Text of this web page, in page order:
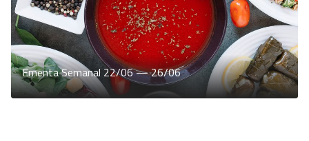
Ementa Semanal 22/06 — 26/06